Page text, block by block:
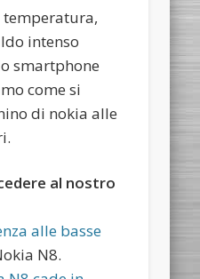
intenso
smartphone
come si
di nokia alle
al nostro
alle basse
N8.